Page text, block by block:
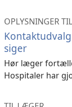
OPLYSNINGER
siger
Hør læger
Hospitaler har